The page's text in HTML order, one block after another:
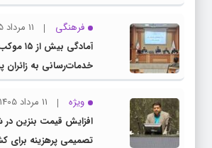
مشترک عضو کمیسیون
مدیرکل آموزش و پرورش
فرهنگی
11 مرداد 1405
آمادگی بیش
خدمات‌رسانی به زائران
شهرستان چناران
ویژه
11 مرداد 1405
افزایش قیمت بنزین در
تصمیمی پرهزینه برای